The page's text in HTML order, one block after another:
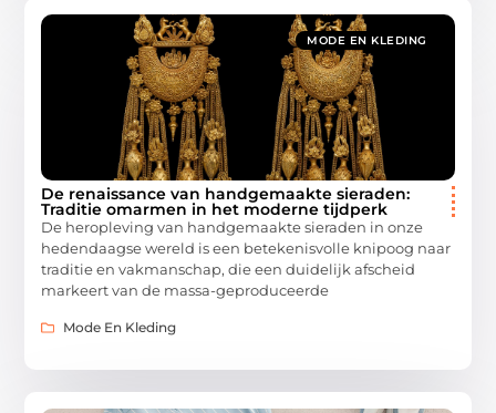
MODE EN KLEDING
De renaissance van handgemaakte sieraden:
Traditie omarmen in het moderne tijdperk
De heropleving van handgemaakte sieraden in onze
hedendaagse wereld is een betekenisvolle knipoog naar
traditie en vakmanschap, die een duidelijk afscheid
markeert van de massa-geproduceerde
Mode En Kleding